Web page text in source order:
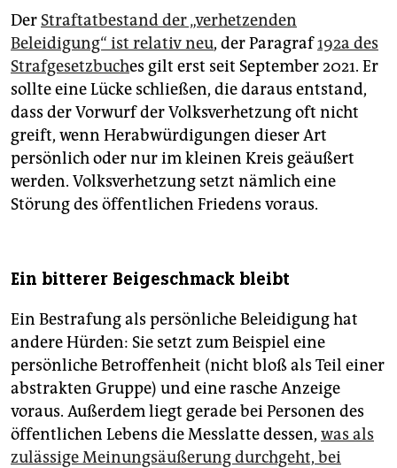
Der Straftatbestand der „verhetzenden
Beleidigung“ ist relativ neu, der Paragraf192a des
Strafgesetzbuches gilt erst seit September 2021. Er
sollte eine Lücke schließen, die daraus entstand,
dass der Vorwurf der Volksverhetzung oft nicht
greift, wenn Herabwürdigungen dieser Art
persönlich oder nur im kleinen Kreis geäußert
werden. Volksverhetzung setzt nämlich eine
Störung des öffentlichen Friedens voraus.
Ein bitterer Beigeschmack bleibt
Ein Bestrafung als persönliche Beleidigung hat
andere Hürden: Sie setzt zum Beispiel eine
persönliche Betroffenheit (nicht bloß als Teil einer
­abstrakten Gruppe) und eine rasche Anzeige
voraus. Außerdem liegt gerade bei Personen des
öffentlichen Lebens die Messlatte dessen, was als
zulässige Meinungsäußerung durchgeht, bei